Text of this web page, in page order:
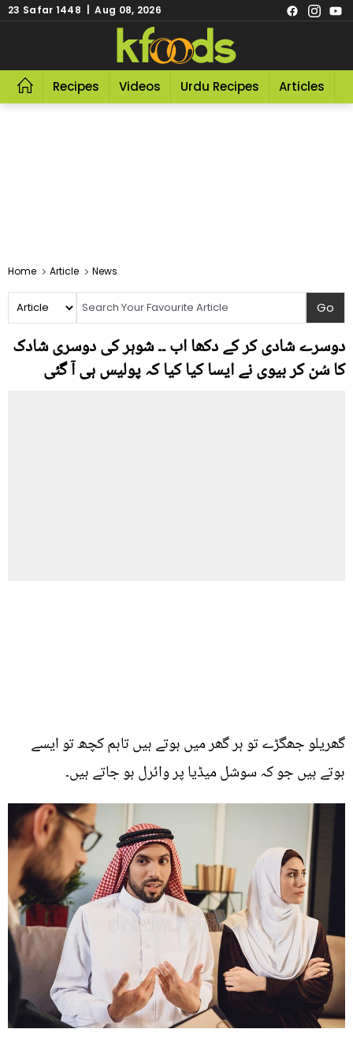
23 Safar 1448 | Aug 08, 2026
Recipes Videos Urdu Recipes Articles
Home Article News
دوسرے شادی کر کے دکھا اب ۔۔ شوہر کی دوسری شادک
کا سُن کر بیوی نے ایسا کیا کیا کہ پولیس ہی آ گئی
گھریلو جھگڑے تو ہر گھر میں ہوتے ہیں تاہم کچھ تو ایسے
ہوتے ہیں جو کہ سوشل میڈیا پر وائرل ہو جاتے ہیں۔